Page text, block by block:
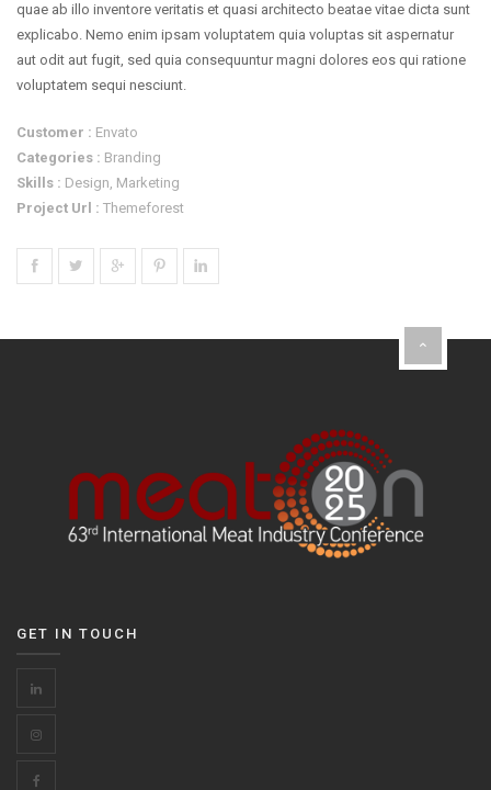
quae ab illo inventore veritatis et quasi architecto beatae vitae dicta sunt
explicabo. Nemo enim ipsam voluptatem quia voluptas sit aspernatur
aut odit aut fugit, sed quia consequuntur magni dolores eos qui ratione
voluptatem sequi nesciunt.
Customer : Envato
Categories : Branding
Skills : Design, Marketing
Project Url : Themeforest
GET IN TOUCH